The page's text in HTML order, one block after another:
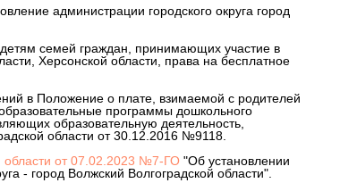
администрации городского округа город
семей граждан, принимающих участие в
Херсонской области, права на бесплатное
в Положение о плате, взимаемой с родителей
программы дошкольного
образовательную деятельность,
области от 30.12.2016 №9118.
области от 07.02.2023 №7-ГО "Об установлении
- город Волжский Волгоградской области".